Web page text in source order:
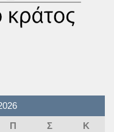
Π Σ
Κ